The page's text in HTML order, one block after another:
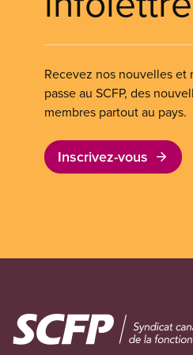
Recevez nos nouvelles et
passe au SCFP, des
membres partout au pays.
Inscrivez-vous
Image